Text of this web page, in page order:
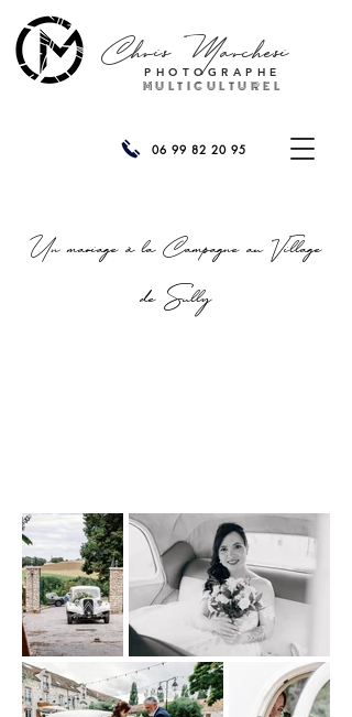
PHOTOGRAPHE
MULTICULTUREL
ChrisMarchesi
06 99 82 20 95
Un mariage à la Campagne au Village
de Sully